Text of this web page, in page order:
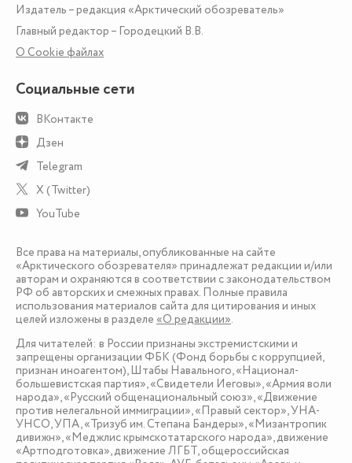
Издатель – редакция «Арктический обозреватель»
Главный редактор – Городецкий В.В.
О Сookie файлах
Социальные сети
ВКонтакте
Дзен
Telegram
X (Twitter)
YouTube
Все права на материалы, опубликованные на сайте
«Арктического обозревателя» принадлежат редакции и/или
авторам и охраняются в соответствии с законодательством
РФ об авторских и смежных правах. Полные правила
использования материалов сайта для цитирования и иных
целей изложены в разделе «О редакции».
Для читателей: в России признаны экстремистскими и
запрещены организации ФБК (Фонд борьбы с коррупцией,
признан иноагентом), Штабы Навального, «Национал-
большевистская партия», «Свидетели Иеговы», «Армия воли
народа», «Русский общенациональный союз», «Движение
против нелегальной иммиграции», «Правый сектор», УНА-
УНСО, УПА, «Тризуб им. Степана Бандеры», «Мизантропик
дивижн», «Меджлис крымскотатарского народа», движение
«Артподготовка», движение ЛГБТ, общероссийская